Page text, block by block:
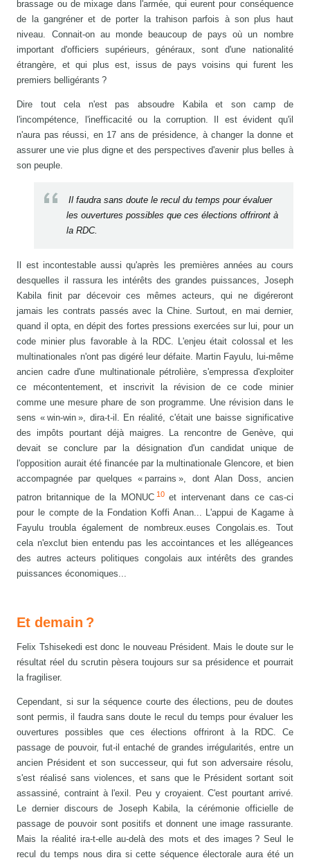
brassage ou de mixage dans l'armée, qui eurent pour conséquence
de la gangréner et de porter la trahison parfois à son plus haut
niveau. Connait-on au monde beaucoup de pays où un nombre
important d'officiers supérieurs, généraux, sont d'une nationalité
étrangère, et qui plus est, issus de pays voisins qui furent les
premiers belligérants ?
Dire tout cela n'est pas absoudre Kabila et son camp de
l'incompétence, l'inefficacité ou la corruption. Il est évident qu'il
n'aura pas réussi, en 17 ans de présidence, à changer la donne et
assurer une vie plus digne et des perspectives d'avenir plus belles à
son peuple.
Il faudra sans doute le recul du temps pour évaluer
les ouvertures possibles que ces élections offriront à
la RDC.
Il est incontestable aussi qu'après les premières années au cours
desquelles il rassura les intérêts des grandes puissances, Joseph
Kabila finit par décevoir ces mêmes acteurs, qui ne digéreront
jamais les contrats passés avec la Chine. Surtout, en mai dernier,
quand il opta, en dépit des fortes pressions exercées sur lui, pour un
code minier plus favorable à la RDC. L'enjeu était colossal et les
multinationales n'ont pas digéré leur défaite. Martin Fayulu, lui-même
ancien cadre d'une multinationale pétrolière, s'empressa d'exploiter
ce mécontentement, et inscrivit la révision de ce code minier
comme une mesure phare de son programme. Une révision dans le
sens « win-win », dira-t-il. En réalité, c'était une baisse significative
des impôts pourtant déjà maigres. La rencontre de Genève, qui
devait se conclure par la désignation d'un candidat unique de
l'opposition aurait été financée par la multinationale Glencore, et bien
accompagnée par quelques « parrains », dont Alan Doss, ancien
patron britannique de la MONUC 10et intervenant dans ce cas-ci
pour le compte de la Fondation Koffi Anan... L'appui de Kagame à
Fayulu troubla également de nombreux.euses Congolais.es. Tout
cela n'exclut bien entendu pas les accointances et les allégeances
des autres acteurs politiques congolais aux intérêts des grandes
puissances économiques...
Et demain ?
Felix Tshisekedi est donc le nouveau Président. Mais le doute sur le
résultat réel du scrutin pèsera toujours sur sa présidence et pourrait
la fragiliser.
Cependant, si sur la séquence courte des élections, peu de doutes
sont permis, il faudra sans doute le recul du temps pour évaluer les
ouvertures possibles que ces élections offriront à la RDC. Ce
passage de pouvoir, fut-il entaché de grandes irrégularités, entre un
ancien Président et son successeur, qui fut son adversaire résolu,
s'est réalisé sans violences, et sans que le Président sortant soit
assassiné, contraint à l'exil. Peu y croyaient. C'est pourtant arrivé.
Le dernier discours de Joseph Kabila, la cérémonie officielle de
passage de pouvoir sont positifs et donnent une image rassurante.
Mais la réalité ira-t-elle au-delà des mots et des images ? Seul le
recul du temps nous dira si cette séquence électorale aura été un